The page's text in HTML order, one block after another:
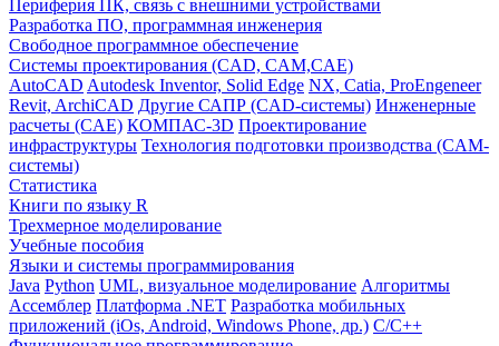
Периферия ПК, связь с внешними устройствами
Разработка ПО, программная инженерия
Свободное программное обеспечение
Системы проектирования (CAD, CAM,CAE)
AutoCAD Autodesk Inventor, Solid Edge NX, Catia, ProEngeneer
Revit, ArchiCAD Другие САПР (CAD-системы) Инженерные
расчеты (CAE) КОМПАС-3D Проектирование
инфраструктуры Технология подготовки производства (CAM-
системы)
Статистика
Книги по языку R
Трехмерное моделирование
Учебные пособия
Языки и системы программирования
Java Python UML, визуальное моделирование Алгоритмы
Ассемблер Платформа .NET Разработка мобильных
приложений (iOs, Android, Windows Phone, др.) С/С++